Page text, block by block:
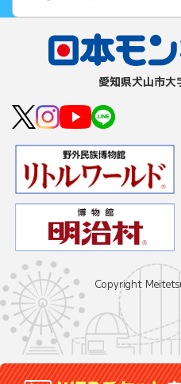
愛知県⽝⼭市
Copyright